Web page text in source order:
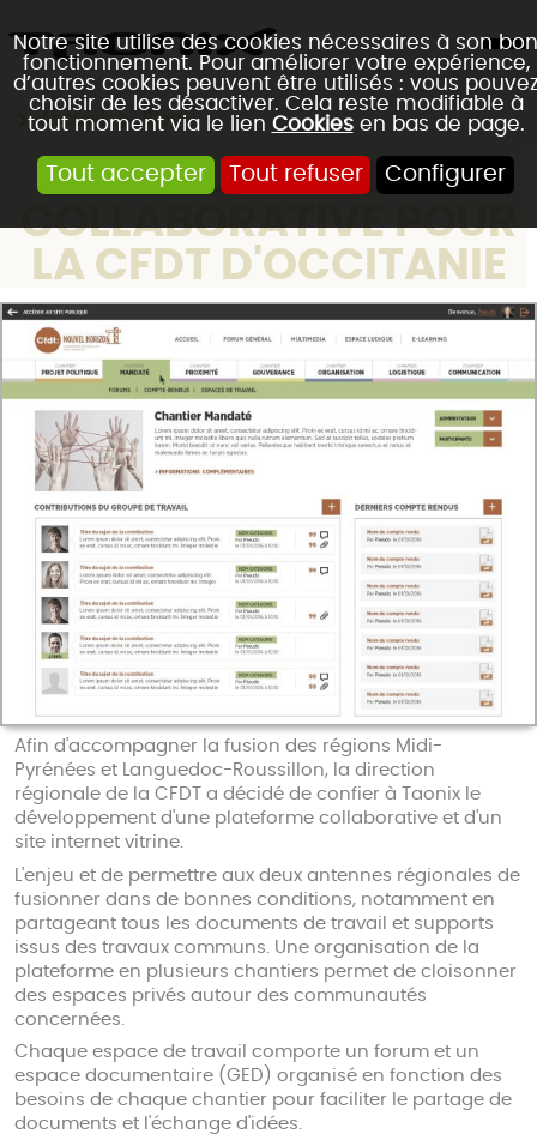
Notre site utilise des cookies nécessaires à son bon
fonctionnement. Pour améliorer votre expérience,
d’autres cookies peuvent être utilisés : vous
choisir de les désactiver. Cela reste modifiable à
tout moment via le lien Cookiesen bas de page.
Tout accepter Tout refuser Configurer
Accueil Blog
UNE PLATEFORME
COLLABORATIVE POUR
LA CFDT D'OCCITANIE
Afin d'accompagner la fusion des régions Midi-
Pyrénées et Languedoc-Roussillon, la direction
régionale de la CFDT a décidé de confier à Taonix le
développement d'une plateforme collaborative et d'un
site internet vitrine.
L'enjeu et de permettre aux deux antennes régionales de
fusionner dans de bonnes conditions, notamment en
partageant tous les documents de travail et supports
issus des travaux communs. Une organisation de la
plateforme en plusieurs chantiers permet de cloisonner
des espaces privés autour des communautés
concernées.
Chaque espace de travail comporte un forum et un
espace documentaire (GED) organisé en fonction des
besoins de chaque chantier pour faciliter le partage de
documents et l'échange d'idées.